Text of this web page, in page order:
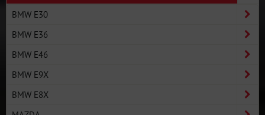
BMW E30
BMW E36
BMW E46
BMW E9X
BMW E8X